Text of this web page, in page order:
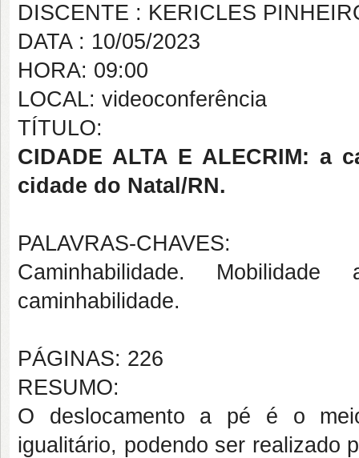
DISCENTE : KERICLES
DATA : 10/05/2023
HORA: 09:00
LOCAL: videoconferência
TÍTULO:
CIDADE ALTA E ALECRIM: a
cidade do Natal /RN.
PALAVRAS-CHAVES:
Caminhabilidade. Mobilidade
caminhabilidade.
PÁGINAS: 226
RESUMO:
O deslocamento a pé é o
igualitário, podendo ser realizado